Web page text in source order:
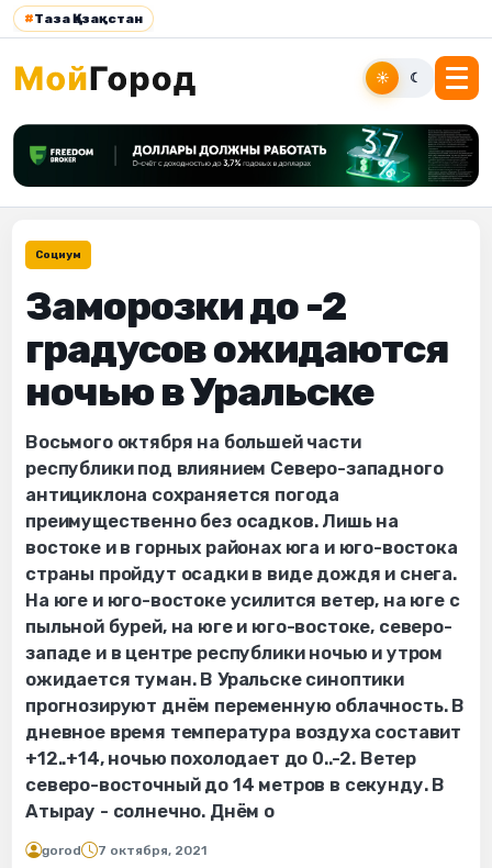
#Таза Қазақстан
☀ ☾
Социум
Заморозки до -2
градусов ожидаются
ночью в Уральске
Восьмого октября на большей части
республики под влиянием Северо-западного
антициклона сохраняется погода
преимущественно без осадков. Лишь на
востоке и в горных районах юга и юго-востока
страны пройдут осадки в виде дождя и снега.
На юге и юго-востоке усилится ветер, на юге с
пыльной бурей, на юге и юго-востоке, северо-
западе и в центре республики ночью и утром
ожидается туман. В Уральске синоптики
прогнозируют днём переменную облачность. В
дневное время температура воздуха составит
+12..+14, ночью похолодает до 0..-2. Ветер
северо-восточный до 14 метров в секунду. В
Атырау - солнечно. Днём о
gorod 7 октября, 2021